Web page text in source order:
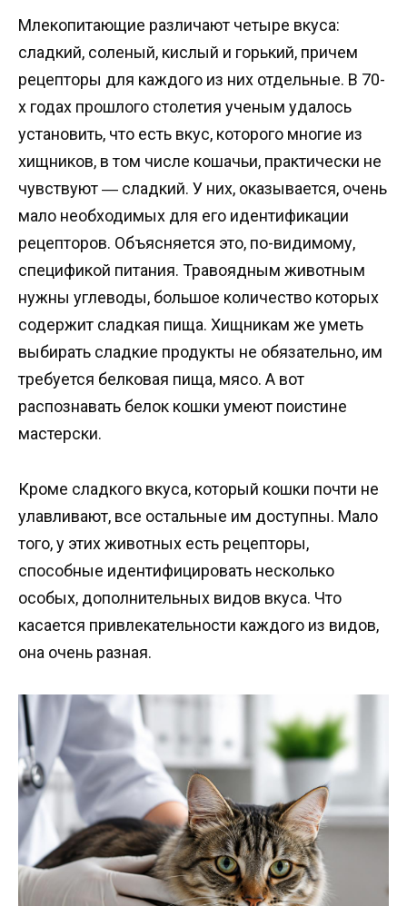
Млекопитающие различают четыре вкуса:
сладкий, соленый, кислый и горький, причем
рецепторы для каждого из них отдельные. В 70-
х годах прошлого столетия ученым удалось
установить, что есть вкус, которого многие из
хищников, в том числе кошачьи, практически не
чувствуют ― сладкий. У них, оказывается, очень
мало необходимых для его идентификации
рецепторов. Объясняется это, по-видимому,
спецификой питания. Травоядным животным
нужны углеводы, большое количество которых
содержит сладкая пища. Хищникам же уметь
выбирать сладкие продукты не обязательно, им
требуется белковая пища, мясо. А вот
распознавать белок кошки умеют поистине
мастерски.
Кроме сладкого вкуса, который кошки почти не
улавливают, все остальные им доступны. Мало
того, у этих животных есть рецепторы,
способные идентифицировать несколько
особых, дополнительных видов вкуса. Что
касается привлекательности каждого из видов,
она очень разная.